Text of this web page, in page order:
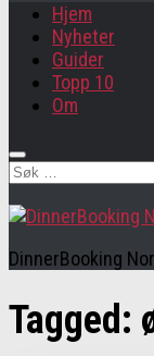
Hjem
Nyheter
Guider
Topp 10
Om
Søk
DinnerBooking
Tagged: